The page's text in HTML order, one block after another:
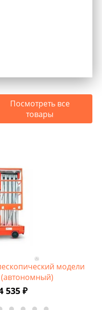
Посмотреть все
товары
модели
(автономный)
535 ₽